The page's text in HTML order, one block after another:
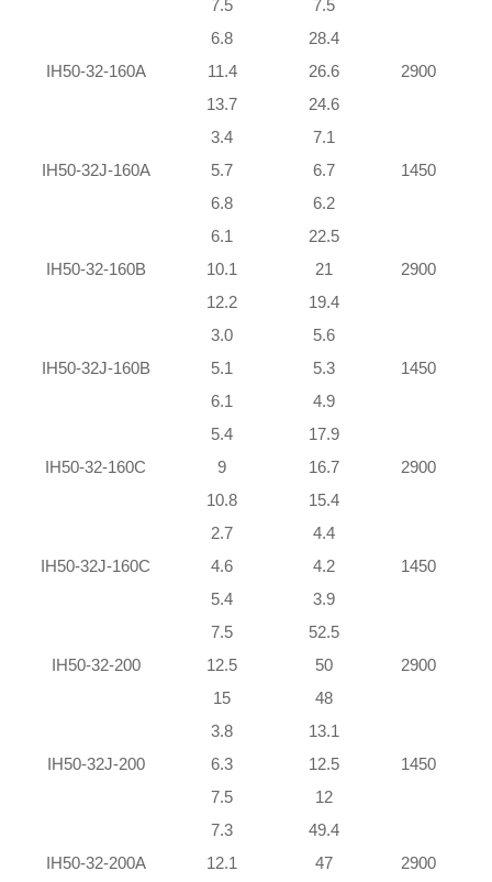
7.5 7.5
IH50-32-160A
6.8
11.4
13.7
28.4
26.6
24.6
2900
IH50-32J-160A
3.4
5.7
6.8
7.1
6.7
6.2
1450
IH50-32-160B
6.1
10.1
12.2
22.5
21
19.4
2900
IH50-32J-160B
3.0
5.1
6.1
5.6
5.3
4.9
1450
IH50-32-160C
5.4
9
10.8
17.9
16.7
15.4
2900
IH50-32J-160C
2.7
4.6
5.4
4.4
4.2
3.9
1450
IH50-32-200
7.5
12.5
15
52.5
50
48
2900
IH50-32J-200
3.8
6.3
7.5
13.1
12.5
12
1450
IH50-32-200A
7.3
12.1
49.4
47
2900